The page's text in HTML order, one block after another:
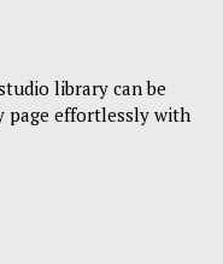
library can be
page effortlessly with